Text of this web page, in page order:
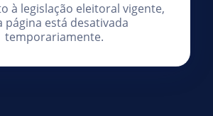
à legislação eleitoral vigente,
página está desativada
temporariamente.